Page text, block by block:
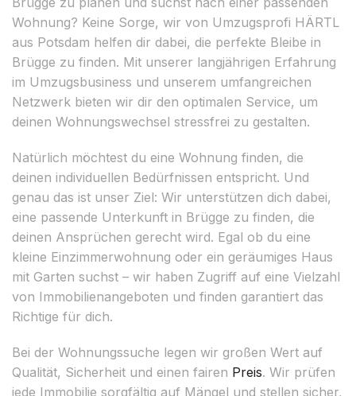
Wohnung? Keine Sorge, wir von Umzugsprofi HÄRTL
aus Potsdam helfen dir dabei, die perfekte Bleibe in
Brügge zu finden. Mit unserer langjährigen Erfahrung
im Umzugsbusiness und unserem umfangreichen
Netzwerk bieten wir dir den optimalen Service, um
deinen Wohnungswechsel stressfrei zu gestalten.
Natürlich möchtest du eine Wohnung finden, die
deinen individuellen Bedürfnissen entspricht. Und
genau das ist unser Ziel: Wir unterstützen dich dabei,
eine passende Unterkunft in Brügge zu finden, die
deinen Ansprüchen gerecht wird. Egal ob du eine
kleine Einzimmerwohnung oder ein geräumiges Haus
mit Garten suchst – wir haben Zugriff auf eine Vielzahl
von Immobilienangeboten und finden garantiert das
Richtige für dich.
Bei der Wohnungssuche legen wir großen Wert auf
Qualität, Sicherheit und einen fairen Preis. Wir prüfen
jede Immobilie sorgfältig auf Mängel und stellen sicher,